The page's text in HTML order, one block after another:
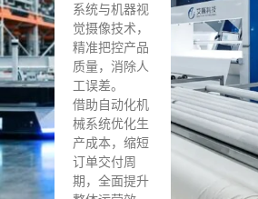
系统与机器视
觉摄像技术，
精准把控产品
质量，消除人
工误差。
借助自动化机
械系统优化生
产成本，缩短
订单交付周
期，全面提升